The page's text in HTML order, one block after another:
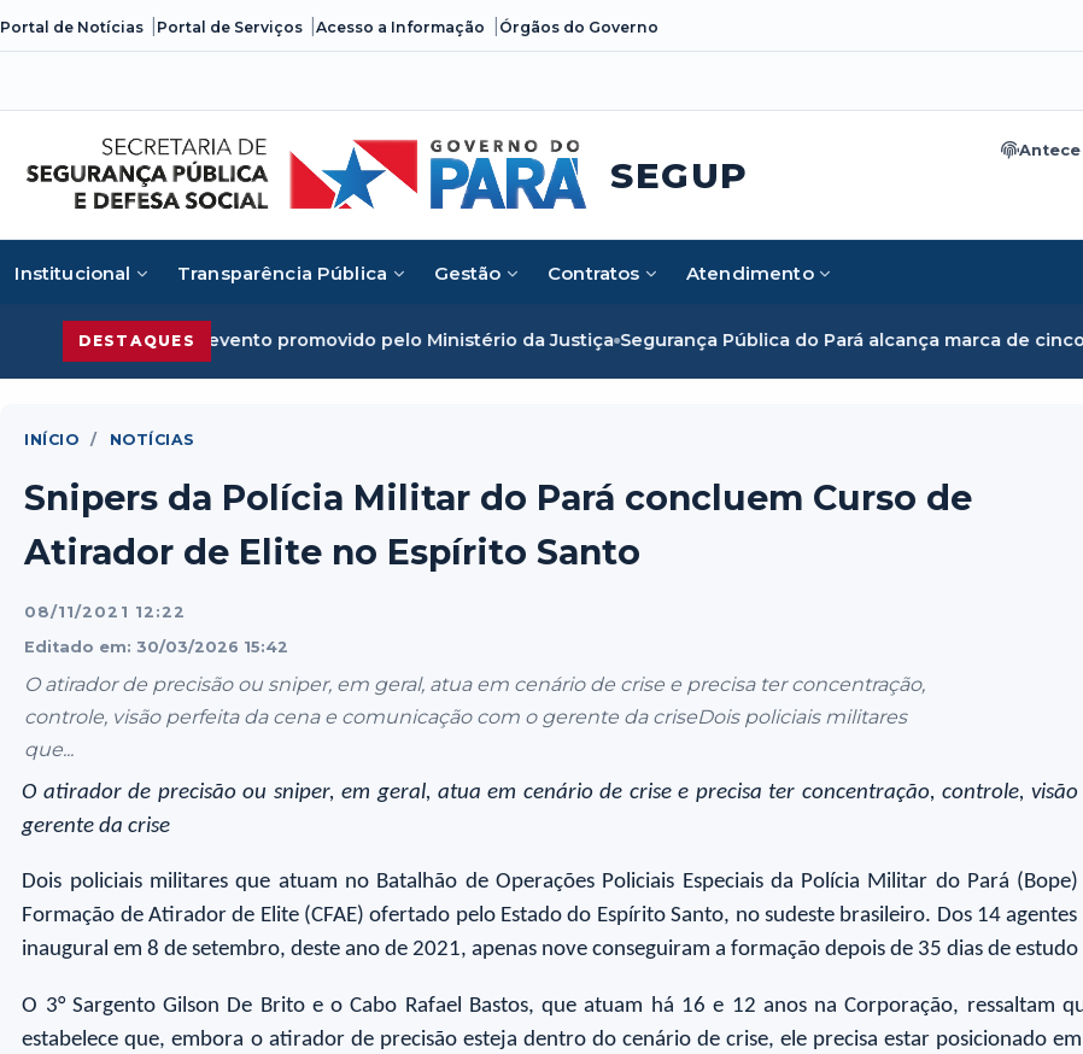
Portal de Notícias Portal de Serviços Acesso a Informação Órgãos do Governo
SEGUP
Institucional Transparência Pública Gestão Contratos Atendimento
DESTAQUES
em evento promovido pelo Ministério da Justiça Segurança Pública do Pará alcança marca de cinco mil
INÍCIO / NOTÍCIAS
Snipers da Polícia Militar do Pará concluem Curso de
Atirador de Elite no Espírito Santo
08/11/2021 12:22
Editado em: 30/03/2026 15:42
O atirador de precisão ou sniper, em geral, atua em cenário de crise e precisa ter concentração,
controle, visão perfeita da cena e comunicação com o gerente da criseDois policiais militares
que...
O atirador de precisão ou sniper, em geral, atua em cenário de crise e precisa ter concentração, controle,
gerente da crise
Dois policiais militares que atuam no Batalhão de Operações Policiais Especiais da Polícia Militar do Pará
Formação de Atirador de Elite (CFAE) ofertado pelo Estado do Espírito Santo, no sudeste brasileiro. Dos 14
inaugural em 8 de setembro, deste ano de 2021, apenas nove conseguiram a formação depois de 35 dias de
O 3° Sargento Gilson De Brito e o Cabo Rafael Bastos, que atuam há 16 e 12 anos na Corporação, ressaltam
estabelece que, embora o atirador de precisão esteja dentro do cenário de crise, ele precisa estar posicionado